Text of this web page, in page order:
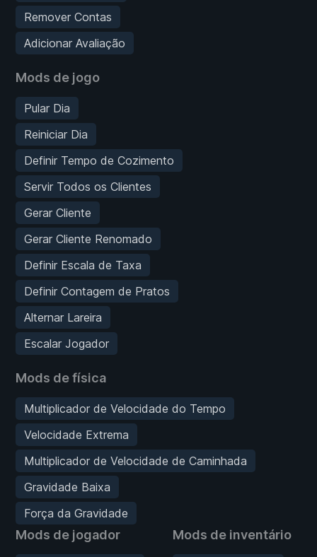
Remover Contas
Adicionar Avaliação
Mods de jogo
Pular Dia
Reiniciar Dia
Definir Tempo de Cozimento
Servir Todos os Clientes
Gerar Cliente
Gerar Cliente Renomado
Definir Escala de Taxa
Definir Contagem de Pratos
Alternar Lareira
Escalar Jogador
Mods de física
Multiplicador de Velocidade do Tempo
Velocidade Extrema
Multiplicador de Velocidade de Caminhada
Gravidade Baixa
Força da Gravidade
Mods de jogador Mods de inventário